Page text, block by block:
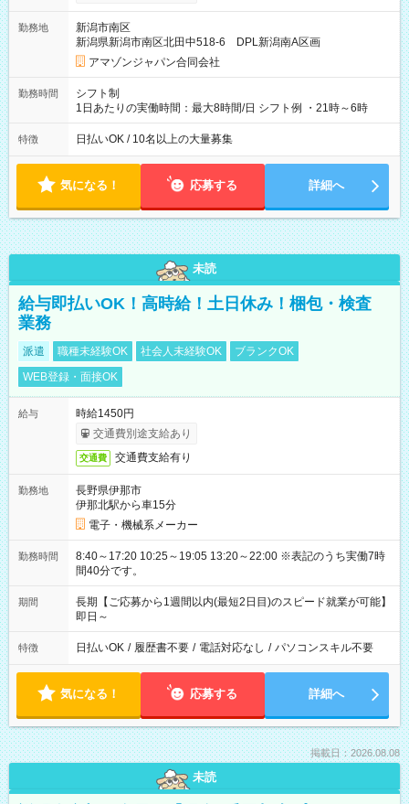
☆Amazon直雇用で安定して働けます！ 【試用期間】試用期間
あり 試用期間の長さ：1週間 雇用形態、給与は本採用時と同じ
です。
勤務地
新潟市南区
新潟県新潟市南区北田中518-6 DPL新潟南A区画
アマゾンジャパン合同会社
勤務時間
シフト制
1日あたりの実働時間：最大8時間/日 シフト例 ・21時～6時
特徴 日払いOK / 10名以上の大量募集
気になる！ 応募する 詳細へ
未読
給与即払いOK！高時給！土日休み！梱包・検査
業務
派遣 職種未経験OK 社会人未経験OK
ブランクOK
WEB登録・面接OK
給与
時給1450円
交通費別途支給あり
交通費 交通費支給有り
勤務地
長野県伊那市
伊那北駅から車15分
電子・機械系メーカー
勤務時間
8:40～17:20 10:25～19:05 13:20～22:00 ※表記のうち実働7時
間40分です。
期間
長期【ご応募から1週間以内(最短2日目)のスピード就業が可能】
即日～
特徴 日払いOK / 履歴書不要 / 電話対応なし / パソコンスキル不要
気になる！ 応募する 詳細へ
掲載日：2026.08.08
未読